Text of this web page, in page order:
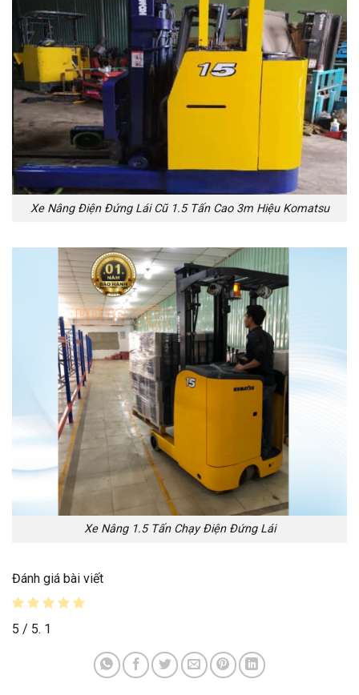
Xe Nâng Điện Đứng Lái Cũ 1.5 Tấn Cao 3m Hiệu Komatsu
Xe Nâng 1.5 Tấn Chạy Điện Đứng Lái
Đánh giá bài viết
5 / 5. 1